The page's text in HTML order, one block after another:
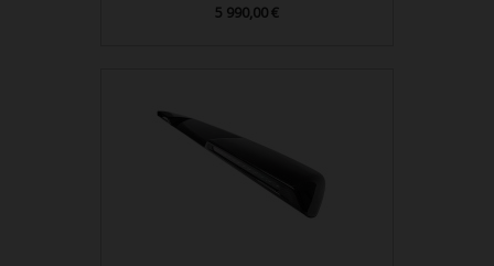
Prix
5 990,00 €